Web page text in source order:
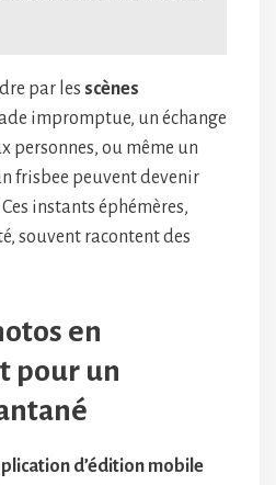
par les scènes
impromptue, un échange
personnes, ou même un
frisbee peuvent devenir
instants éphémères,
souvent racontent des
en
pour un
d’édition mobile